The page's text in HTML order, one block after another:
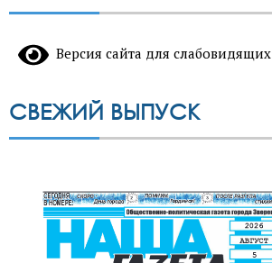
Версия сайта для слабовидящих
СВЕЖИЙ ВЫПУСК